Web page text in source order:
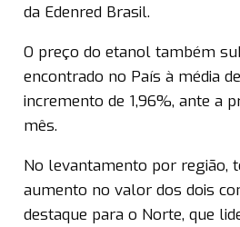
da Edenred Brasil.
O preço do etanol também
encontrado no País à média
incremento de 1,96%, ante a
mês.
No levantamento por região,
aumento no valor dos dois
destaque para o Norte, que